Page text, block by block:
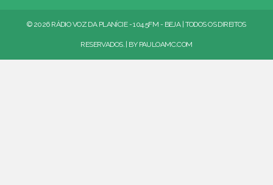
© 2026 RÁDIO VOZ DA PLANÍCIE - 104.5FM - BEJA | TODOS OS DIREITOS
RESERVADOS. | BY PAULOAMC.COM